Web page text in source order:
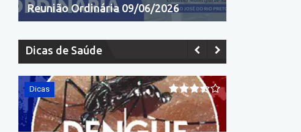
Reunião Ordinária 09/06/2026
Dicas de Saúde
Dicas